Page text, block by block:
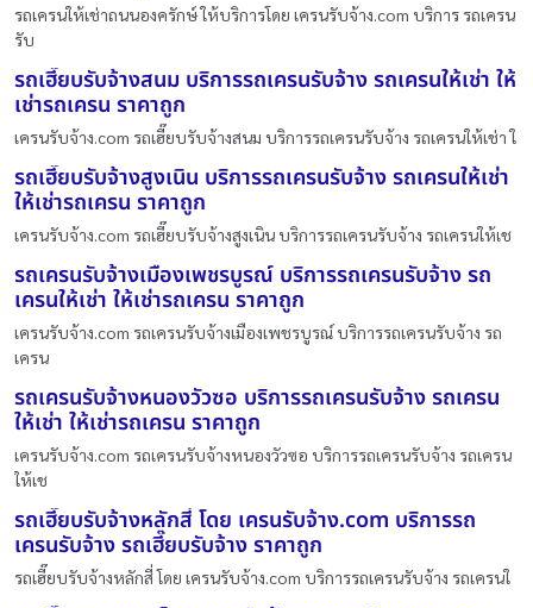
รถเครนให้เช่าถนนองครักษ์ ให้บริการโดย เครนรับจ้าง.com บริการ รถเครน
รับ
รถเฮี๊ยบรับจ้างสนม บริการรถเครนรับจ้าง รถเครนให้เช่า ให้
เช่ารถเครน ราคาถูก
เครนรับจ้าง.com รถเฮี๊ยบรับจ้างสนม บริการรถเครนรับจ้าง รถเครนให้เช่า ใ
รถเฮี๊ยบรับจ้างสูงเนิน บริการรถเครนรับจ้าง รถเครนให้เช่า
ให้เช่ารถเครน ราคาถูก
เครนรับจ้าง.com รถเฮี๊ยบรับจ้างสูงเนิน บริการรถเครนรับจ้าง รถเครนให้เช
รถเครนรับจ้างเมืองเพชรบูรณ์ บริการรถเครนรับจ้าง รถ
เครนให้เช่า ให้เช่ารถเครน ราคาถูก
เครนรับจ้าง.com รถเครนรับจ้างเมืองเพชรบูรณ์ บริการรถเครนรับจ้าง รถ
เครน
รถเครนรับจ้างหนองวัวซอ บริการรถเครนรับจ้าง รถเครน
ให้เช่า ให้เช่ารถเครน ราคาถูก
เครนรับจ้าง.com รถเครนรับจ้างหนองวัวซอ บริการรถเครนรับจ้าง รถเครน
ให้เช
รถเฮี๊ยบรับจ้างหลักสี่ โดย เครนรับจ้าง.com บริการรถ
เครนรับจ้าง รถเฮี๊ยบรับจ้าง ราคาถูก
รถเฮี๊ยบรับจ้างหลักสี่ โดย เครนรับจ้าง.com บริการรถเครนรับจ้าง รถเครนใ